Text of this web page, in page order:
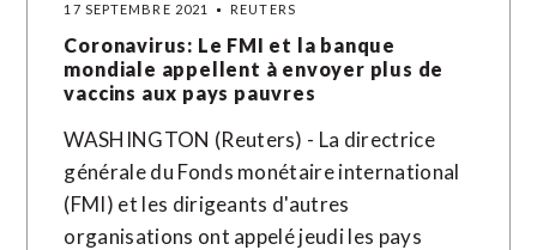
17 SEPTEMBRE 2021 REUTERS
Coronavirus: Le FMI et la banque
mondiale appellent à envoyer plus de
vaccins aux pays pauvres
WASHINGTON (Reuters) - La directrice
générale du Fonds monétaire international
(FMI) et les dirigeants d'autres
organisations ont appelé jeudi les pays